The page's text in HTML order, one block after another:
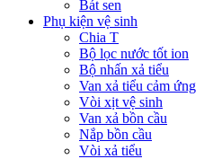
Bát sen
Phụ kiện vệ sinh
Chia T
Bộ lọc nước tốt ion
Bộ nhấn xả tiểu
Van xả tiểu cảm ứng
Vòi xịt vệ sinh
Van xả bồn cầu
Nắp bồn cầu
Vòi xả tiểu